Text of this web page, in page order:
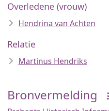
Overledene (vrouw)
Hendrina van Achten
Relatie
Martinus Hendriks
Bronvermelding